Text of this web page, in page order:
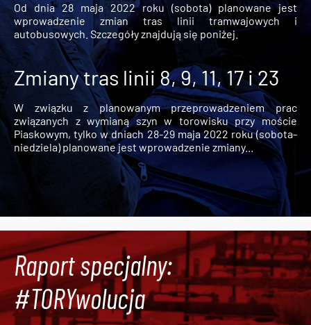
Od dnia 28 maja 2022 roku (sobota) planowane jest
wprowadzenie zmian tras linii tramwajowych i
autobusowych. Szczegóły znajdują się poniżej.
Zmiany tras linii 8, 9, 11, 17 i 23
W związku z planowanym przeprowadzeniem prac
związanych z wymianą szyn w torowisku przy moście
Piaskowym, tylko w dniach 28-29 maja 2022 roku (sobota-
niedziela) planowane jest wprowadzenie zmiany...
Raport specjalny:
#TORYwolucja